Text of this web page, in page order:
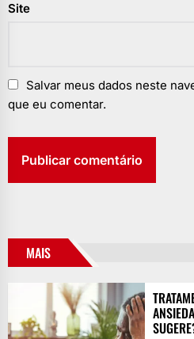
Site
Salvar meus dados neste
que eu comentar.
MAIS